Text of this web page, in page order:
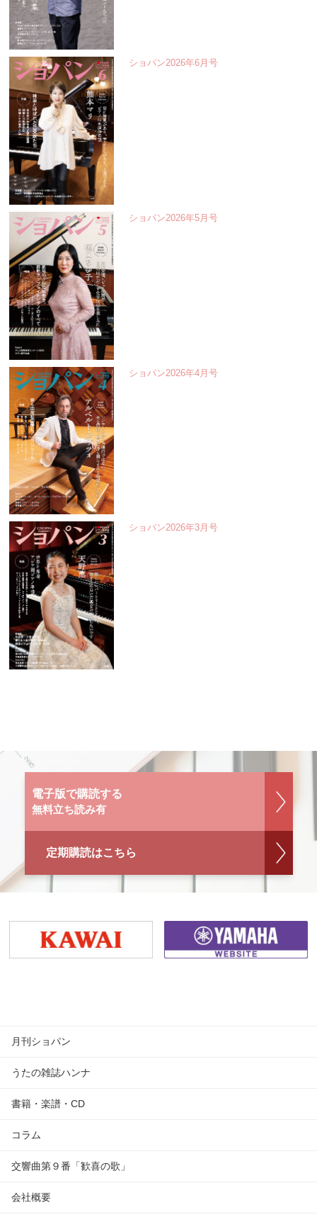
ショパン2026年6月号
ショパン2026年5月号
ショパン2026年4月号
ショパン2026年3月号
電子版で購読する
無料立ち読み有
定期購読はこちら
月刊ショパン
うたの雑誌ハンナ
書籍・楽譜・CD
コラム
交響曲第９番「歓喜の歌」
会社概要